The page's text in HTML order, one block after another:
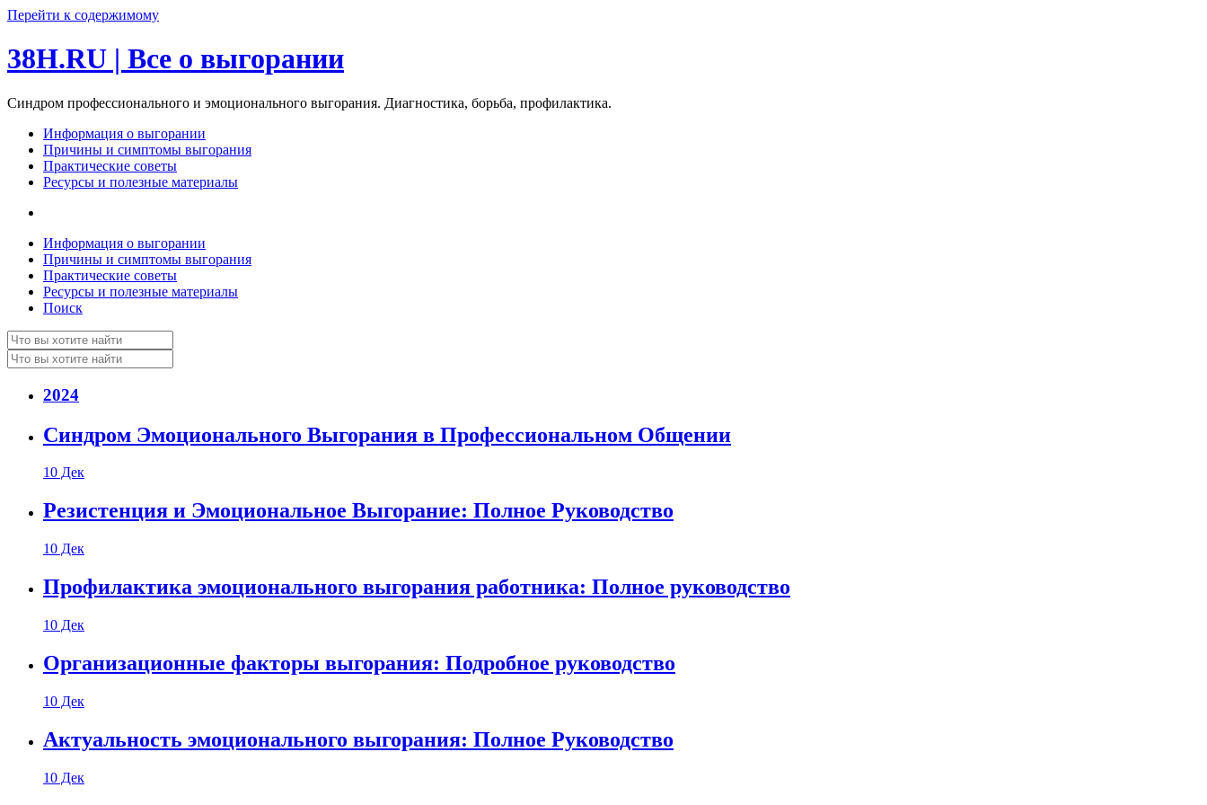
Перейти к содержимому
38H.RU | Все о выгорании
Синдром профессионального и эмоционального выгорания. Диагностика, борьба, профилактика.
Информация о выгорании
Причины и симптомы выгорания
Практические советы
Ресурсы и полезные материалы
Информация о выгорании
Причины и симптомы выгорания
Практические советы
Ресурсы и полезные материалы
Поиск
Поиск:
Поиск:
2024
Синдром Эмоционального Выгорания в Профессиональном Общении
10 Дек
Резистенция и Эмоциональное Выгорание: Полное Руководство
10 Дек
Профилактика эмоционального выгорания работника: Полное руководство
10 Дек
Организационные факторы выгорания: Подробное руководство
10 Дек
Актуальность эмоционального выгорания: Полное Руководство
10 Дек